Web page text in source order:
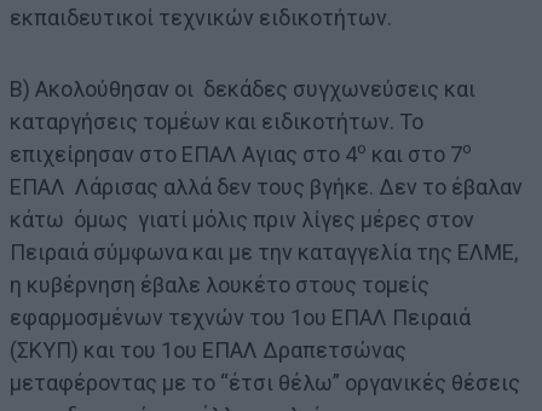
εκπαιδευτικοί τεχνικών ειδικοτήτων.
Β) Ακολούθησαν οι δεκάδες συγχωνεύσεις και
καταργήσεις τομέων και ειδικοτήτων. Το
επιχείρησαν στο ΕΠΑΛ Αγιας στο 4ο και στο 7ο
ΕΠΑΛ Λάρισας αλλά δεν τους βγήκε. Δεν το έβαλαν
κάτω όμως γιατί μόλις πριν λίγες μέρες στον
Πειραιά σύμφωνα και με την καταγγελία της ΕΛΜΕ,
η κυβέρνηση έβαλε λουκέτο στους τομείς
εφαρμοσμένων τεχνών του 1ου ΕΠΑΛ Πειραιά
(ΣΚΥΠ) και του 1ου ΕΠΑΛ Δραπετσώνας
μεταφέροντας με το “έτσι θέλω” οργανικές θέσεις